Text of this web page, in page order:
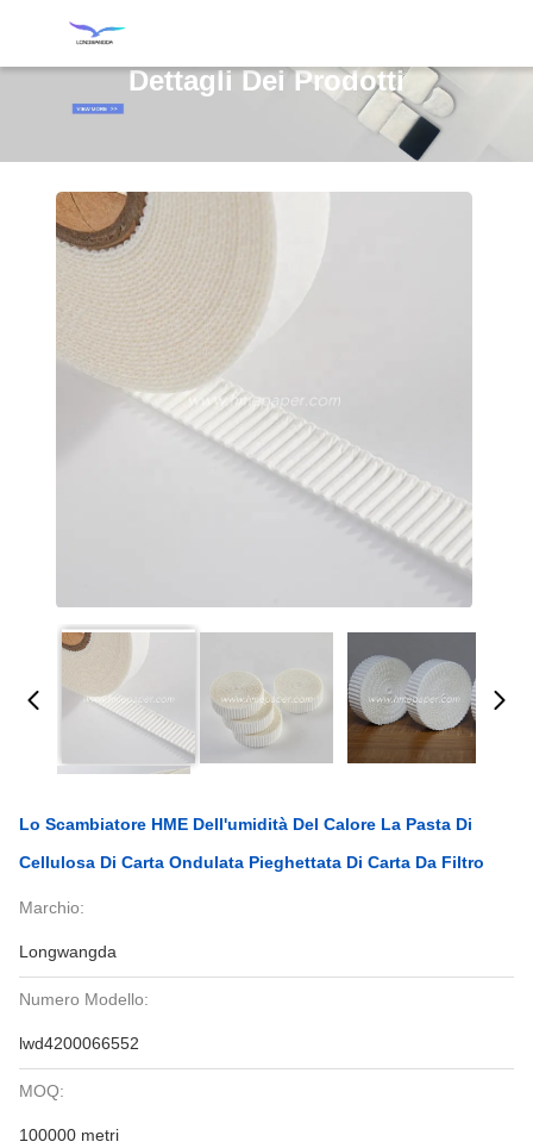
Dettagli Dei Prodotti
Lo Scambiatore HME Dell'umidità Del Calore La Pasta Di
Cellulosa Di Carta Ondulata Pieghettata Di Carta Da Filtro
Marchio:
Longwangda
Numero Modello:
lwd4200066552
MOQ:
100000 metri